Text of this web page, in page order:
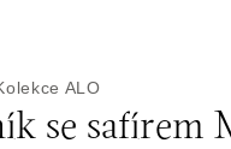
ALO
se safírem